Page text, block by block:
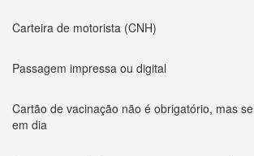
Carteira de motorista (CNH)
Passagem impressa ou digital
Cartão de vacinação não é obrigatório, mas
em dia